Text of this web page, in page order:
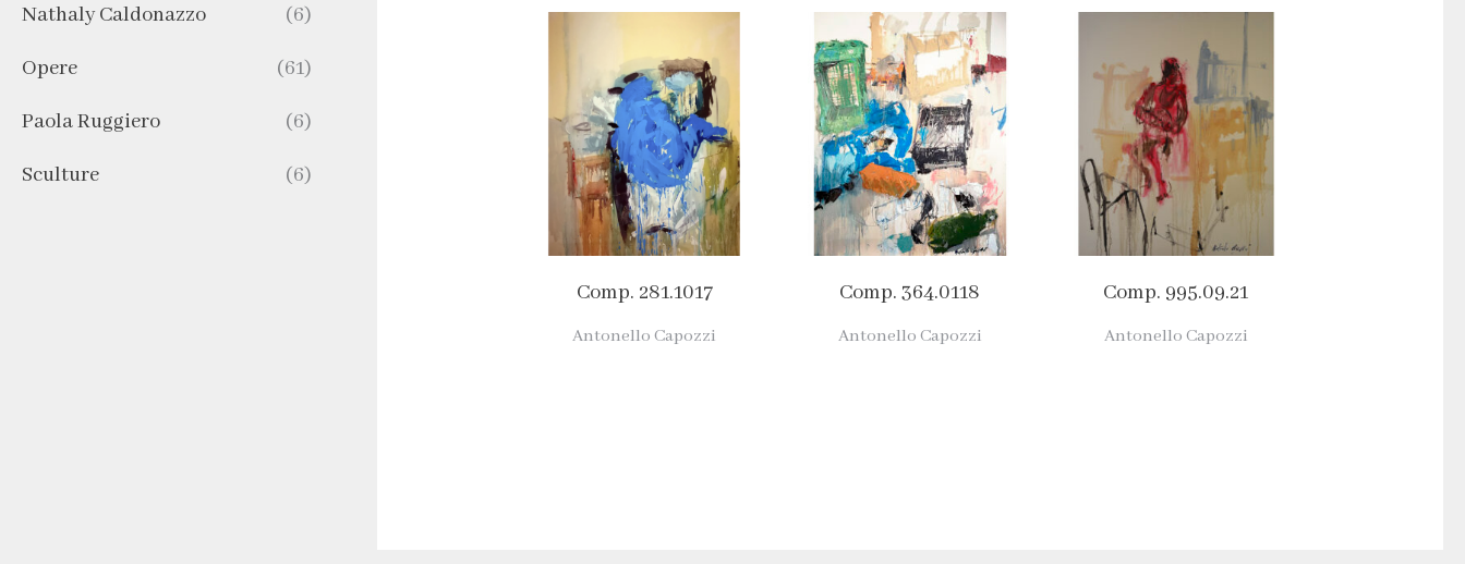
Nathaly Caldonazzo (6)
Opere (61)
Paola Ruggiero (6)
Sculture (6)
Comp. 281.1017
Antonello Capozzi
Comp. 364.0118
Antonello Capozzi
Comp. 995.09.21
Antonello Capozzi